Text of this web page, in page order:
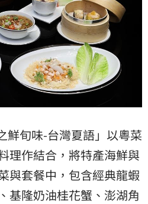
鮮旬味-台灣夏語」以粵菜
理作結合，將特產海鮮與
與套餐中，包含經典龍蝦
基隆奶油桂花蟹、澎湖角